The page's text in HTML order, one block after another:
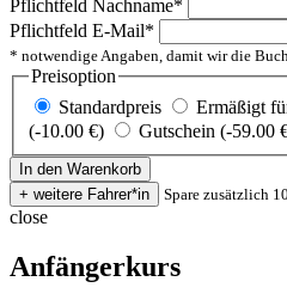
Pflichtfeld Nachname*
Pflichtfeld E-Mail*
* notwendige Angaben, damit wir die
Preisoption
Standardpreis
Ermäßigt
(-10.00 €)
Gutschein (-59.00
Spare zusätzlich
close
Anfängerkurs